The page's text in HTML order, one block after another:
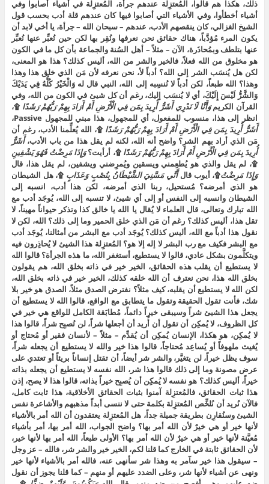
ذلك، هكذا هم قالوا، المُعتزِلة عندهم جرأة، المُعتزِلة في أشياء أصابوا وفي
أشياء أخطأوا، وفي الأشياء التي أصابوا فيها كان عندهم قلة أدب بحسب قول
الشيخ الغزالي، كان ينقصهم الأدب، عندهم – سبحان الله – جرأة، يا أخي لابد أن
يكون المرء مُؤدَّباً، هناك حقائق نحن نعرفها ونُقِر بها لكن حين نُعبِّر عنها نُعبِّر
عنها بتلطف وبمُحاذَرة، الآن – مثلاً – أهل السُنة والجماعة بأن كل ما في الكون
هو مخلوق من الله فعلاً، فالخير والشر من الله، أليس كذلك؟ هذا هو المعنى،
لكن هل يُنسَب الشر إلى الله؟ أدباً لأ، نحن نعرفه لأن مَن الذي خلق هذا وهذا
وهذا؟ الله طبعاً، لكن أدباً لا نُنسِبه إلى الله، النبي قال له وَالْخَيْرُ كُلُّهُ فِي يَدَيْكَ
وَالشَّرُّ لَيْسَ إِلَيْكَ، أي لا يُنسَب إليك، رغم أن كل شيئ في الكون من الله، وفي
القرآن الكريموَأَنَّا لَا نَدْرِي أَشَرٌّ أُرِيدَ بِمَن فِي الْأَرْضِ أَمْ أَرَادَ بِهِمْ رَبُّهُمْ رَشَدًا۩،
انظر إلى هذا، منسوب للمفعول، أي للمجهول، هذا مبني للمجهول Passive،
أَشَرٌّ أُرِيدَ بِمَن فِي الْأَرْضِ أَمْ أَرَادَ بِهِمْ رَبُّهُمْ رَشَدًا ۩، الله يُعلِّمنا الأدب، رغم أن
مَن الذي أراد بهم الشر؟ واضح أنه الله، لكنه لم يقل هذا من باب الأدب،أَشَرٌّ
أُرِيدَ بِمَن فِي الْأَرْضِ أَمْ أَرَادَ بِهِمْ رَبُّهُمْ رَشَدًا ۩، أرأيت؟وَإِذَا مَرِضْتُ فَهُوَ يَشْفِينِ
۩، لم يقل والذي هو يُطعِمني ويسقين ويُمرِضني ويشفين، لم يقل هذا، قال
وَإِذَا مَرِضْتُ۩، أيوب قالأَنِّي مَسَّنِيَ الشَّيْطَانُ بِنُصْبٍ وَعَذَابٍ ۩، هل الشيطان
هو الذي أمرضه؟ مُستحيل، ربنا الذي أمرضه، لكن هذا أدب، انسبه إلى
الشيطان وانسبه إلى النفس أو إلى أي شيئ، لا تنسبه إلى الله، يُوجَد أدب مع
الله تبارك وتعالى، قال العلماء لا يُقال يا الله يا خالق كذا وتذكر حيواناً مهيناً، لا
تقل هذا، أليس كذلك؟ رغم أن مَن الذي خلق الحمير وما إلى ذلك؟ الله، لكن لا
نقول هذا أدباً مع الله، أليس كذلك؟ يُوجَد أدب مع البشر من أمثالنا، يُوجَد أدب
مع البشر فكيف مع رب البشر لا إله إلا هو؟ المُعتزِلة هذا الشيئ لا يُحاذِرون فيه
ويتكلَّمون بشكل عادي، قالوا لا يستطيع، أستغفر الله، ما هذه الجرأة؟ قالوا الله
لا يستطيع أن يقلب هذه الحقائق، الخير خير في ذاته بخلق الله، هم يقولون
بخلق الله هذا، نحن نعترف أن الله خلقه كذلك، الخير خير في ذاته بخلق الله،
لكن الله لا يستطيع أن يقلبه، كيف مثلاً؟ نفترض الصدق مثلاً، الصدق هو خير بلا
شك، فأنت تقول الحقيقة وتقول ما يتطابق مع الواقع، قالوا الله لا يستطيع أن
يجعل هذا الشيئ شراً وسيبقى خيراً دائماً، مُطابَقة الكامل للواقع هي خير في
كل الظروف، لا يُمكِن أن تقول أن أُريد أن أجعلها شراً، لن تُصبِح شراً، قالوا هذا
لا يُمكِن، هو هكذا، الإنسان يُمكِن أن يُقدِّم – مثلاً – لأنسان فقير أو مُحتاج أو
يُغيث ملهوفاً أو يُساعِد مُحتاجاً، قالوا هذا خير والله لا يستطيع أن يجعله شراً،
سوف يظل خيراً، لن يتغيَّر، والشر شر أيضاً، أن تقتل إنساناً بريئاً أو تعتدي على
عرض مصونة وما إلى ذلك قالوا هذا شر، الله نفسه لا يستطيع أن يجعله بذاته
خيراً، أليس كذلك؟ هو نفسه لا يُمكِن أن يُصبِح خيراً بذاته، قالوا هذا لا يصح، إذن
هذا ثبات الحقائق، فالمُعتزِلة آمنوا بثبات الحقائق الأخلاقية، هذا ثابت كامل،
فالآن نُريد أن نُلخِّص المُعتزِلة بكلمة حتى لا ننسى أبداً مذهبهم والأشاعرة نفس
الشيئ وسنُقارِن بطريقة جميلة جداً، هل المُعتزِلة يعتقدون أن الله أمر بالأشياء
لأنها خير أو هي خيرٌ لأن الله أمر بها؟ واضح الجواب، الله أمر بها، أمر بأشياء
مُعيَّنة لأنها خير أو هي خيرٌ لأن الله أمر بها؟ الأولى طبعاً، الله أمر بها لأنها خير،
لأن الحقائق ثابتة في الخارج كما قلنا لكم، الخير خير والشر شر، فالله – عز وجل
– سيقول هذا خير سآمر به وهذا شر سأنهى عنه، فالله أمر بالأشياء لأنها خير
ونهى عن أشياء لأنها شر، وعلى الضدد عليهم أو منهم – كما قلنا يجوز أن نقول